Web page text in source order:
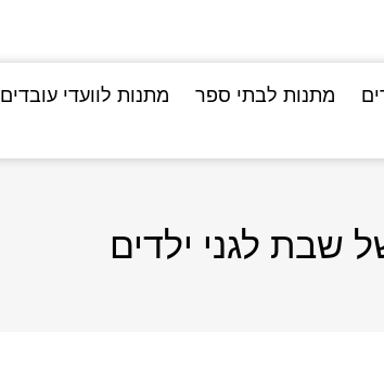
מתנות לבתי ספר מתנות לוועדי עובדים
שבת לגני ילדים